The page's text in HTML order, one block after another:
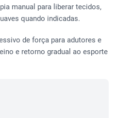
manual para liberar tecidos,
quando indicadas.
de força para adutores e
e retorno gradual ao esporte